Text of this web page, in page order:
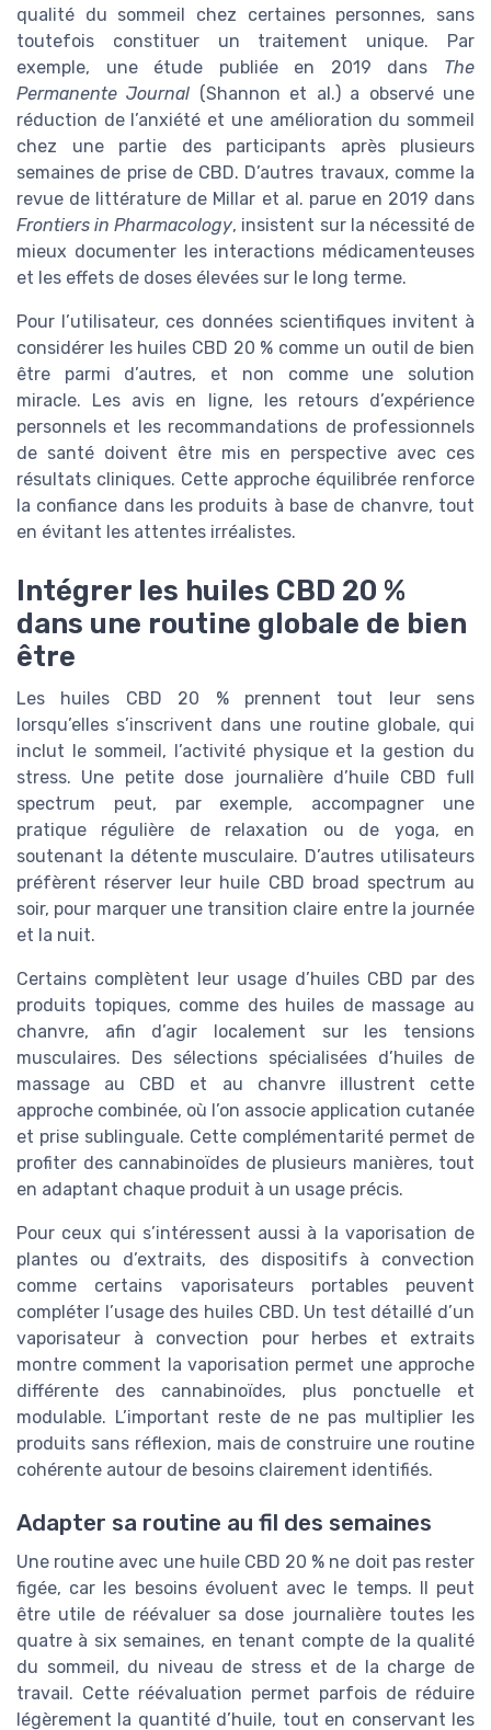
qualité du sommeil chez certaines personnes, sans
toutefois constituer un traitement unique. Par
exemple, une étude publiée en 2019 dans The
Permanente Journal (Shannon et al.) a observé une
réduction de l’anxiété et une amélioration du sommeil
chez une partie des participants après plusieurs
semaines de prise de CBD. D’autres travaux, comme la
revue de littérature de Millar et al. parue en 2019 dans
Frontiers in Pharmacology, insistent sur la nécessité de
mieux documenter les interactions médicamenteuses
et les effets de doses élevées sur le long terme.
Pour l’utilisateur, ces données scientifiques invitent à
considérer les huiles CBD 20 % comme un outil de bien
être parmi d’autres, et non comme une solution
miracle. Les avis en ligne, les retours d’expérience
personnels et les recommandations de professionnels
de santé doivent être mis en perspective avec ces
résultats cliniques. Cette approche équilibrée renforce
la confiance dans les produits à base de chanvre, tout
en évitant les attentes irréalistes.
Intégrer les huiles CBD 20 %
dans une routine globale de bien
être
Les huiles CBD 20 % prennent tout leur sens
lorsqu’elles s’inscrivent dans une routine globale, qui
inclut le sommeil, l’activité physique et la gestion du
stress. Une petite dose journalière d’huile CBD full
spectrum peut, par exemple, accompagner une
pratique régulière de relaxation ou de yoga, en
soutenant la détente musculaire. D’autres utilisateurs
préfèrent réserver leur huile CBD broad spectrum au
soir, pour marquer une transition claire entre la journée
et la nuit.
Certains complètent leur usage d’huiles CBD par des
produits topiques, comme des huiles de massage au
chanvre, afin d’agir localement sur les tensions
musculaires. Des sélections spécialisées d’huiles de
massage au CBD et au chanvre illustrent cette
approche combinée, où l’on associe application cutanée
et prise sublinguale. Cette complémentarité permet de
profiter des cannabinoïdes de plusieurs manières, tout
en adaptant chaque produit à un usage précis.
Pour ceux qui s’intéressent aussi à la vaporisation de
plantes ou d’extraits, des dispositifs à convection
comme certains vaporisateurs portables peuvent
compléter l’usage des huiles CBD. Un test détaillé d’un
vaporisateur à convection pour herbes et extraits
montre comment la vaporisation permet une approche
différente des cannabinoïdes, plus ponctuelle et
modulable. L’important reste de ne pas multiplier les
produits sans réflexion, mais de construire une routine
cohérente autour de besoins clairement identifiés.
Adapter sa routine au fil des semaines
Une routine avec une huile CBD 20 % ne doit pas rester
figée, car les besoins évoluent avec le temps. Il peut
être utile de réévaluer sa dose journalière toutes les
quatre à six semaines, en tenant compte de la qualité
du sommeil, du niveau de stress et de la charge de
travail. Cette réévaluation permet parfois de réduire
légèrement la quantité d’huile, tout en conservant les